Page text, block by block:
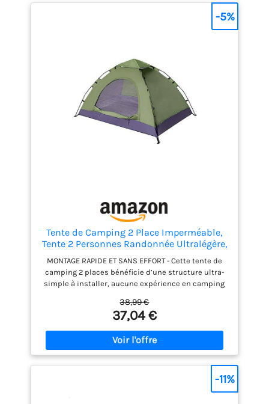
Tente de Camping 2 Place Imperméable,
Tente 2 Personnes Randonnée Ultralégère,
Rangement, Tente Camping pour Le Plein
air, Le cyclotourisme, Trekking
MONTAGE RAPIDE ET SANS EFFORT - Cette tente de
camping 2 places bénéficie d’une structure ultra-
simple à installer, aucune expérience en camping
assembler la tente en moins de 3 minutes
seulement. Plus stable et plus durable que les
tente pop up et les tente automatiques classiques
du marché, elle convient parfaitement aux
débutants. EXCELLENTE VENTILATION ANTI-
CONDENSATION - Notre tente camping 2 personnes
forme de D associée à une double porte en tissu.
38,99 €
37,04 €
-5%
-11%